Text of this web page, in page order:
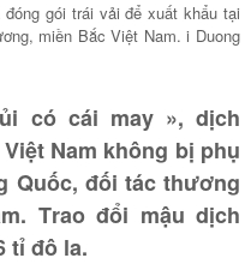
gói trái vải để xuất khẩu tại
miền Bắc Việt Nam. i Duong
có cái may », dịch
Nam không bị phụ
Quốc, đối tác thương
Trao đổi mậu dịch
tỉ đô la.